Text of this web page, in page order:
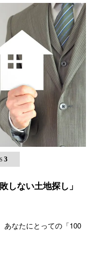
3
しない土地探し」
あなたにとっての「100